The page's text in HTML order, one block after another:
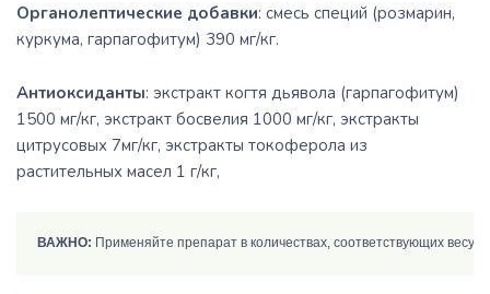
Органолептические добавки: смесь специй (розмарин,
куркума, гарпагофитум) 390 мг/кг.
Антиоксиданты: экстракт когтя дьявола (гарпагофитум)
1500 мг/кг, экстракт босвелия 1000 мг/кг, экстракты
цитрусовых 7мг/кг, экстракты токоферола из
растительных масел 1 г/кг,
ВАЖНО: Применяйте препарат в количествах, соответствующих весу